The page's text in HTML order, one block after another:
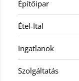
Építőipar
Étel-Ital
Ingatlanok
Szolgáltatás